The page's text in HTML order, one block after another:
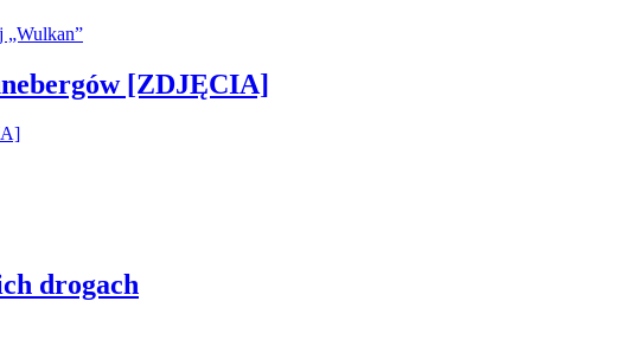
[ZDJĘCIA]
drogach